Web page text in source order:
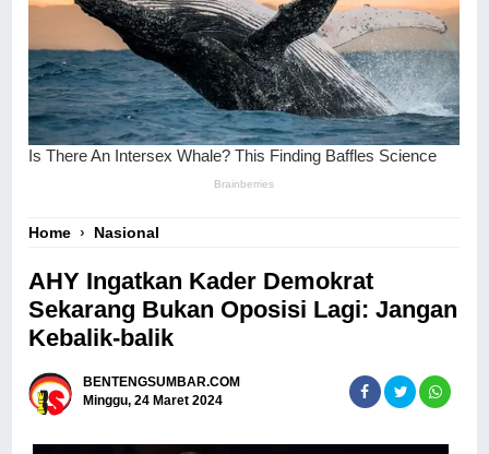
Home › Nasional
AHY Ingatkan Kader Demokrat
Sekarang Bukan Oposisi Lagi: Jangan
Kebalik-balik
BENTENGSUMBAR.COM
Minggu, 24 Maret 2024